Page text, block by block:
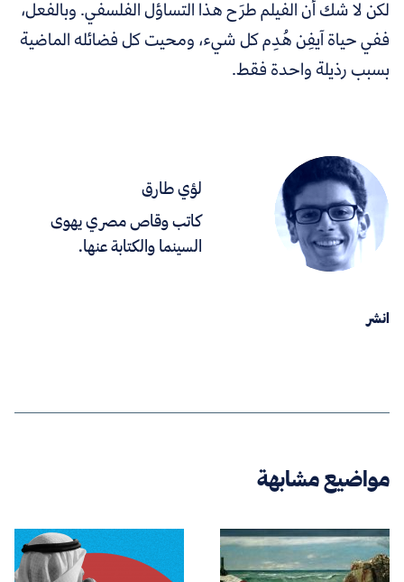
لؤي طارق
كاتب وقاص مصري يهوى
السينما والكتابة عنها.
انشر
لكن لا شك أن الفيلم طرَح هذا التساؤل الفلسفي. وبالفعل،
ففي حياة آيفِن هُدِم كل شيء، ومحيت كل فضائله الماضية
بسبب رذيلة واحدة فقط.
مواضيع مشابهة